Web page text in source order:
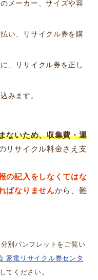
メーカー、サイズや容
い、リサイクル券を購
、リサイクル券を正し
みます。
ないため、収集費・運
リサイクル料金さえ支
の記入をしなくてはな
ばなりませんから、難
別パンフレットをご覧い
家電リサイクル券センタ
てください。